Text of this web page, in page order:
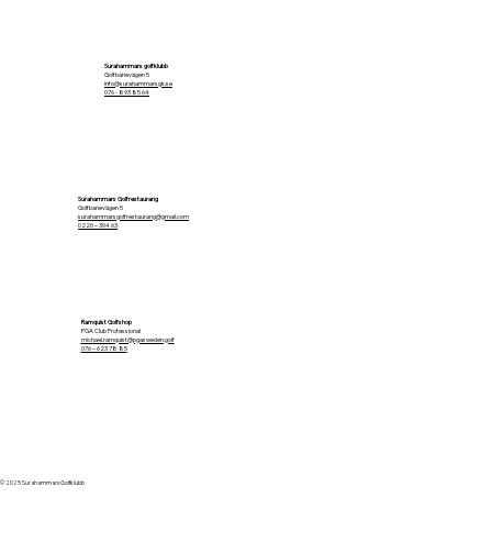
Surahammars golfklubb
Golfbanevägen 5
info@surahammarsgk.se
076 - 893 85 64
Ramquist Golfshop
PGA Club Professional
michael.ramquist@pgasweden.golf
076 – 623 78 85
Surahammars Golfrestaurang
Golfbanevägen 5
surahammarsgolfrestaurang@gmail.com
0220 – 304 63
© 2025 Surahammars Golfklubb